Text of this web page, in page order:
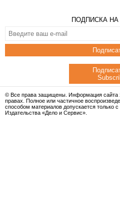
ПОДПИСКА
© Все права защищены. Информация сайта
правах. Полное или частичное
способом материалов допускается только
Издательства «Дело и Сервис».